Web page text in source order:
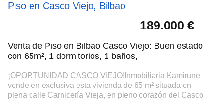
Piso en Casco Viejo, Bilbao
189.000 €
Venta de Piso en Bilbao Casco Viejo: Buen estado
con 65m², 1 dormitorios, 1 baños,
¡OPORTUNIDAD CASCO VIEJO!Inmobiliaria Kamirune
vende en exclusiva esta vivienda de 65 m² situada en
plena calle Carnicería Vieja, en pleno corazón del Casco